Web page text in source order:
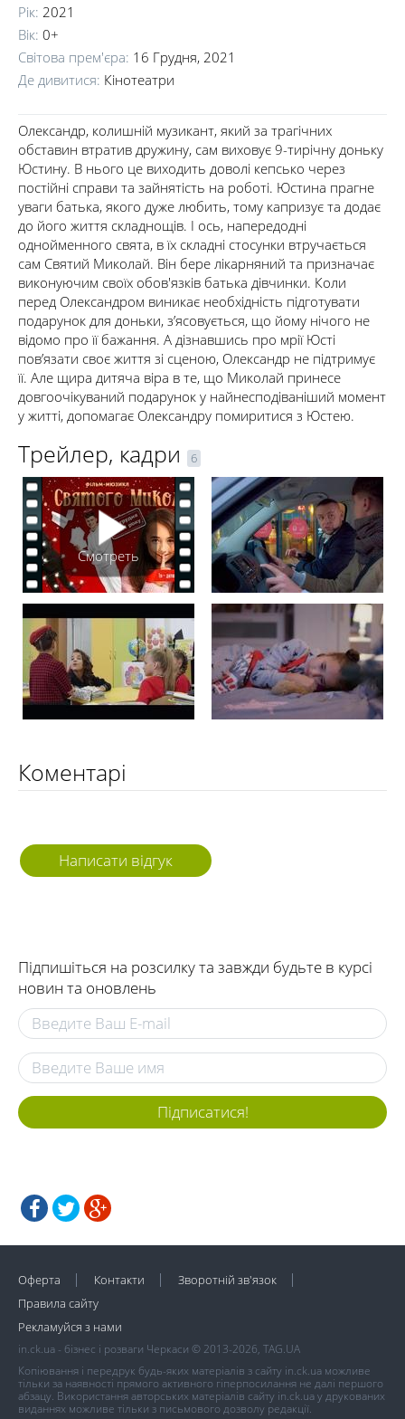
Рік: 2021
Вік: 0+
Світова прем'єра: 16 Грудня, 2021
Де дивитися: Кінотеатри
Олександр, колишній музикант, який за трагічних
обставин втратив дружину, сам виховує 9-тирічну доньку
Юстину. В нього це виходить доволі кепсько через
постійні справи та зайнятість на роботі. Юстина прагне
уваги батька, якого дуже любить, тому капризує та додає
до його життя складнощів. І ось, напередодні
однойменного свята, в їх складні стосунки втручається
сам Святий Миколай. Він бере лікарняний та призначає
виконуючим своїх обов'язків батька дівчинки. Коли
перед Олександром виникає необхідність підготувати
подарунок для доньки, з’ясовується, що йому нічого не
відомо про її бажання. А дізнавшись про мрії Юсті
пов’язати своє життя зі сценою, Олександр не підтримує
її. Але щира дитяча віра в те, що Миколай принесе
довгоочікуваний подарунок у найнесподіваніший момент
у житті, допомагає Олександру помиритися з Юстею.
Трейлер, кадри 6
Смотреть
Коментарі
Написати відгук
Підпишіться на розсилку та завжди будьте в курсі
новин та оновлень
Підписатися!
Оферта Контакти
Зворотній зв'язок
Правила сайту
Рекламуйся з нами
in.ck.ua - бізнес і розваги Черкаси © 2013-2026, TAG.UA
Копіювання і передрук будь-яких матеріалів з сайту in.ck.ua можливе
тільки за наявності прямого активного гіперпосилання не далі першого
абзацу. Використання авторських матеріалів сайту in.ck.ua у друкованих
виданнях можливе тільки з письмового дозволу редакції.